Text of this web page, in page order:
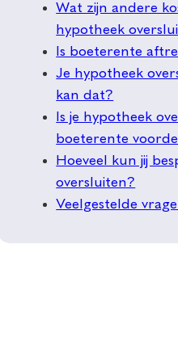
Wat zijn andere
hypotheek
Is boeterente
Je hypotheek
kan dat?
Is je hypotheek
boeterente
Hoeveel kun jij
oversluiten?
Veelgestelde